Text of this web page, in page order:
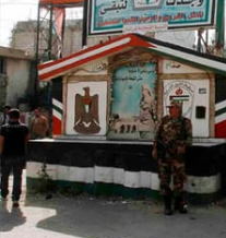
رياضة